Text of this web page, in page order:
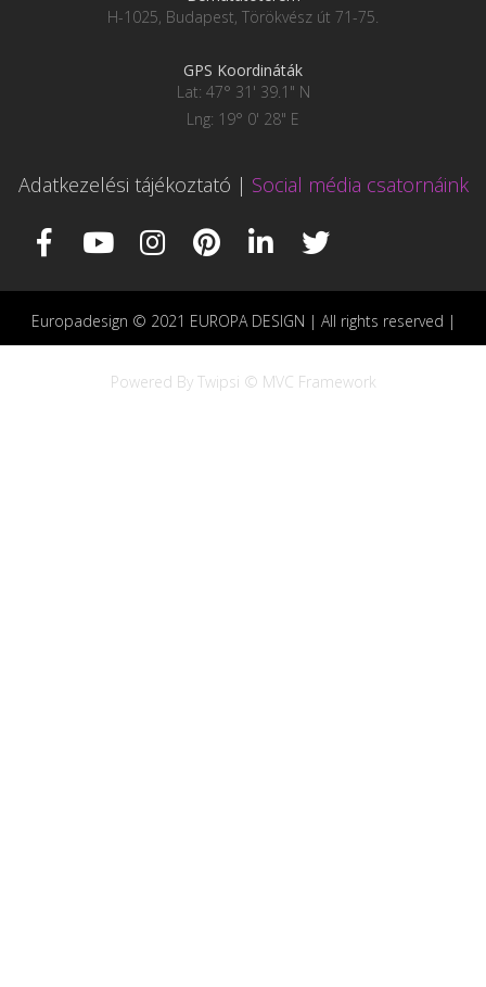
H-1025, Budapest, Törökvész út 71-75.
GPS Koordináták
Lat: 47° 31' 39.1" N
Lng: 19° 0' 28" E
Adatkezelési tájékoztató | Social média csatornáink
Europadesign © 2021 EUROPA DESIGN | All rights reserved |
Powered By Twipsi © MVC Framework